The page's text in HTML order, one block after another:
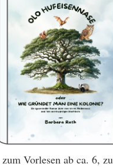
zum Vorlesen ab ca. 6,